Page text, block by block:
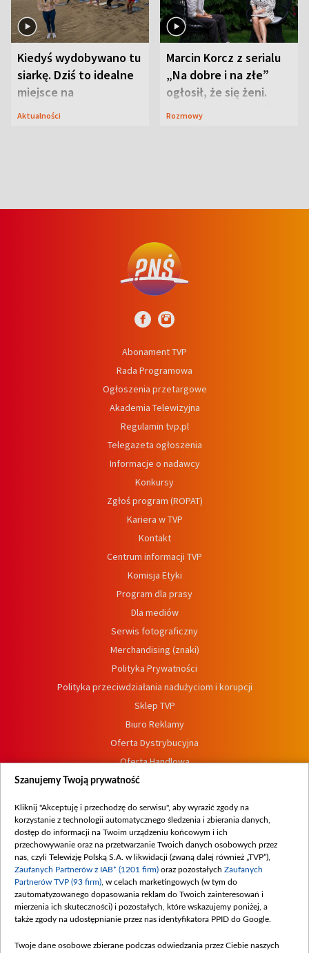
Kiedyś wydobywano tu
siarkę. Dziś to idealne
miejsce na
wypoczynek
Aktualności
Marcin Korcz z serialu
„Na dobre i na złe”
ogłosił, że się żeni.
Zdradził, co zmienił
Rozmowy
Abonament TVP
Rada Programowa
Ogłoszenia przetargowe
Akademia Telewizyjna
Regulamin tvp.pl
Telegazeta ogłoszenia
Informacje o nadawcy
Konkursy
Zgłoś program (ROPAT)
Kariera w TVP
Kontakt
Centrum informacji TVP
Komisja Etyki
Program dla prasy
Dla mediów
Serwis fotograficzny
Merchandising (znaki)
Polityka Prywatności
Polityka przeciwdziałania nadużyciom i korupcji
Sklep TVP
Biuro Reklamy
Oferta Dystrybucyjna
Oferta Handlowa
Dostępność
Procedura zgłoszeń wewnętrznych
Szanujemy Twoją prywatność
Kliknij "Akceptuję i przechodzę do serwisu", aby wyrazić zgody na
korzystanie z technologii automatycznego śledzenia i zbierania danych,
dostęp do informacji na Twoim urządzeniu końcowym i ich
przechowywanie oraz na przetwarzanie Twoich danych osobowych przez
nas, czyli Telewizję Polską S.A. w likwidacji (zwaną dalej również „TVP”),
Zaufanych Partnerów z IAB* (1201 firm) oraz pozostałych Zaufanych
Partnerów TVP (93 firm) , w celach marketingowych (w tym do
zautomatyzowanego dopasowania reklam do Twoich zainteresowań i
mierzenia ich skuteczności) i pozostałych, które wskazujemy poniżej, a
także zgody na udostępnianie przez nas identyfikatora PPID do Google.
Twoje dane osobowe zbierane podczas odwiedzania przez Ciebie naszych